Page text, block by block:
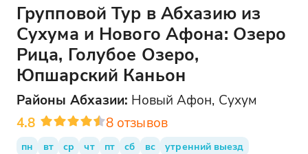
Групповой Тур в Абхазию из
Сухума и Нового Афона: Озеро
Рица, Голубое Озеро,
Юпшарский Каньон
Районы Абхазии: Новый Афон, Сухум
4.8
8 отзывов
пн вт ср чт пт сб вс
утренний выезд